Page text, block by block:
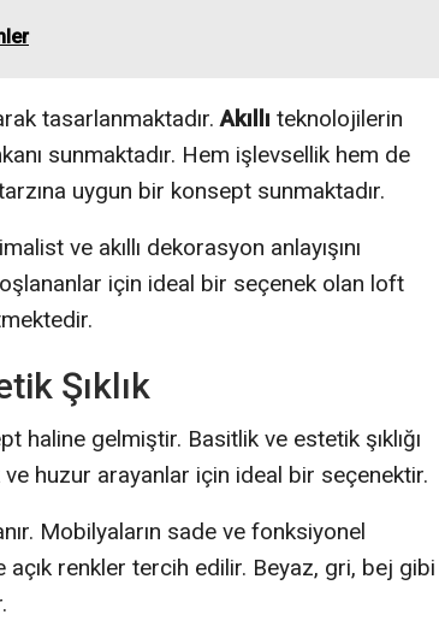
tasarlanmaktadır.Akıllı teknolojilerin
sunmaktadır. Hem işlevsellik hem de
uygun bir konsept sunmaktadır.
ve akıllı dekorasyon anlayışını
için ideal bir seçenek olan loft
Şıklık
haline gelmiştir. Basitlik ve estetik şıklığı
huzur arayanlar için ideal bir seçenektir.
Mobilyaların sade ve fonksiyonel
renkler tercih edilir. Beyaz, gri, bej gibi